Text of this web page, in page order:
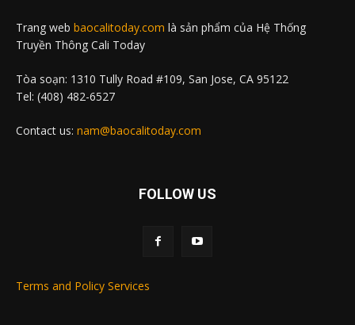
Trang web baocalitoday.com là sản phẩm của Hệ Thống
Truyền Thông Cali Today
Tòa soạn: 1310 Tully Road #109, San Jose, CA 95122
Tel: (408) 482-6527
Contact us: nam@baocalitoday.com
FOLLOW US
Terms and Policy Services